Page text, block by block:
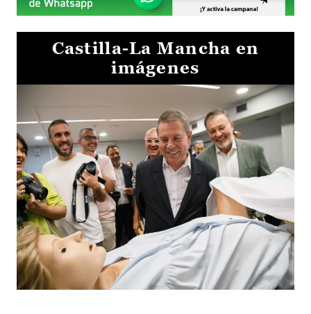
Castilla-La Mancha en
imágenes